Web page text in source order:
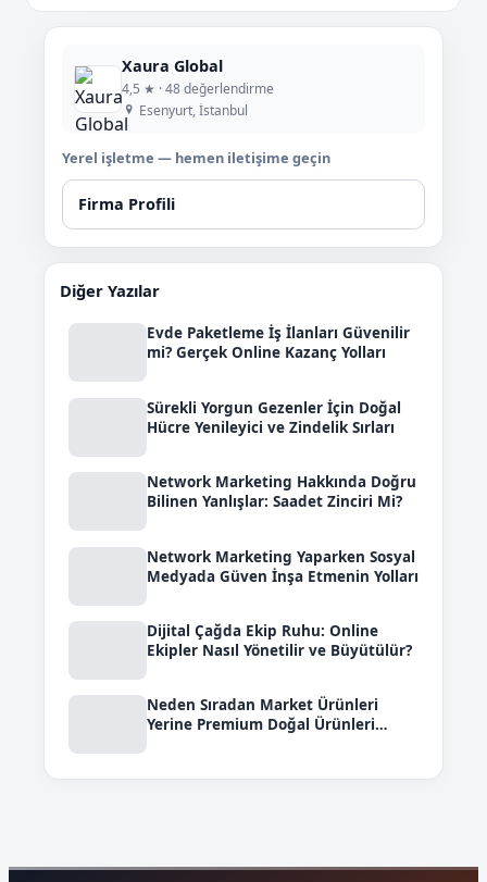
Xaura Global
4,5 ★ · 48 değerlendirme
Esenyurt, İstanbul
Yerel işletme — hemen iletişime geçin
Firma Profili
Diğer Yazılar
Evde Paketleme İş İlanları Güvenilir
mi? Gerçek Online Kazanç Yolları
Sürekli Yorgun Gezenler İçin Doğal
Hücre Yenileyici ve Zindelik Sırları
Network Marketing Hakkında Doğru
Bilinen Yanlışlar: Saadet Zinciri Mi?
Network Marketing Yaparken Sosyal
Medyada Güven İnşa Etmenin Yolları
Dijital Çağda Ekip Ruhu: Online
Ekipler Nasıl Yönetilir ve Büyütülür?
Neden Sıradan Market Ürünleri
Yerine Premium Doğal Ürünleri